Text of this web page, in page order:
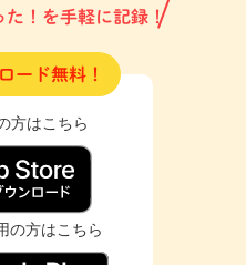
た！を手軽に記録！
ード無料！
方はこちら
の方はこちら